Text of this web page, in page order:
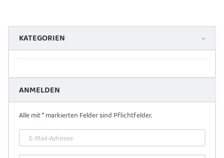
KATEGORIEN
ANMELDEN
Alle mit*markierten Felder sind Pflichtfelder.
E-Mail-Adresse